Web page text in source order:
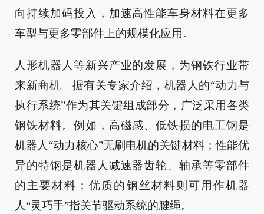
向持续加码投入，加速高性能车身材料在更多
车型与更多零部件上的规模化应用。
人形机器人等新兴产业的发展，为钢铁行业带
来新商机。据有关专家介绍，机器人的“动力与
执行系统”作为其关键组成部分，广泛采用各类
钢铁材料。例如，高磁感、低铁损的电工钢是
机器人“动力核心”无刷电机的关键材料；性能优
异的特钢是机器人减速器齿轮、轴承等零部件
的主要材料；优质的钢丝材料则可用作机器
人“灵巧手”指关节驱动系统的腱绳。